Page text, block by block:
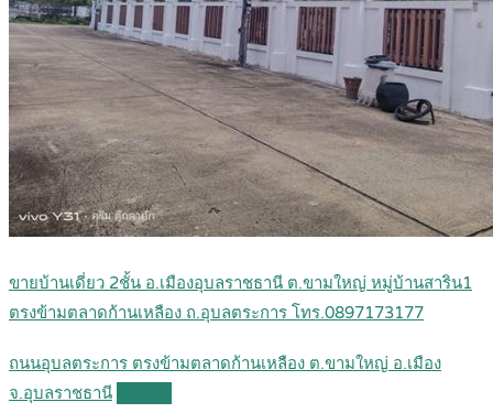
ขายบ้านเดี่ยว 2ชั้น อ.เมืองอุบลราชธานี ต.ขามใหญ่ หมู่บ้านสาริน1
ตรงข้ามตลาดก้านเหลือง ถ.อุบลตระการ โทร.0897173177
ถนนอุบลตระการ ตรงข้ามตลาดก้านเหลือง ต.ขามใหญ่ อ.เมือง
จ.อุบลราชธานี